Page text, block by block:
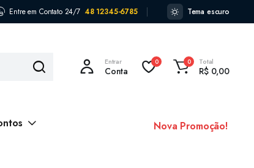
Entre em Contato 24/7 48 12345-6785 Tema escuro
Entrar
Conta
0 0 Total
R$0,00
Nova Promoção!